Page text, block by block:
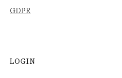
GDPR
LOGIN